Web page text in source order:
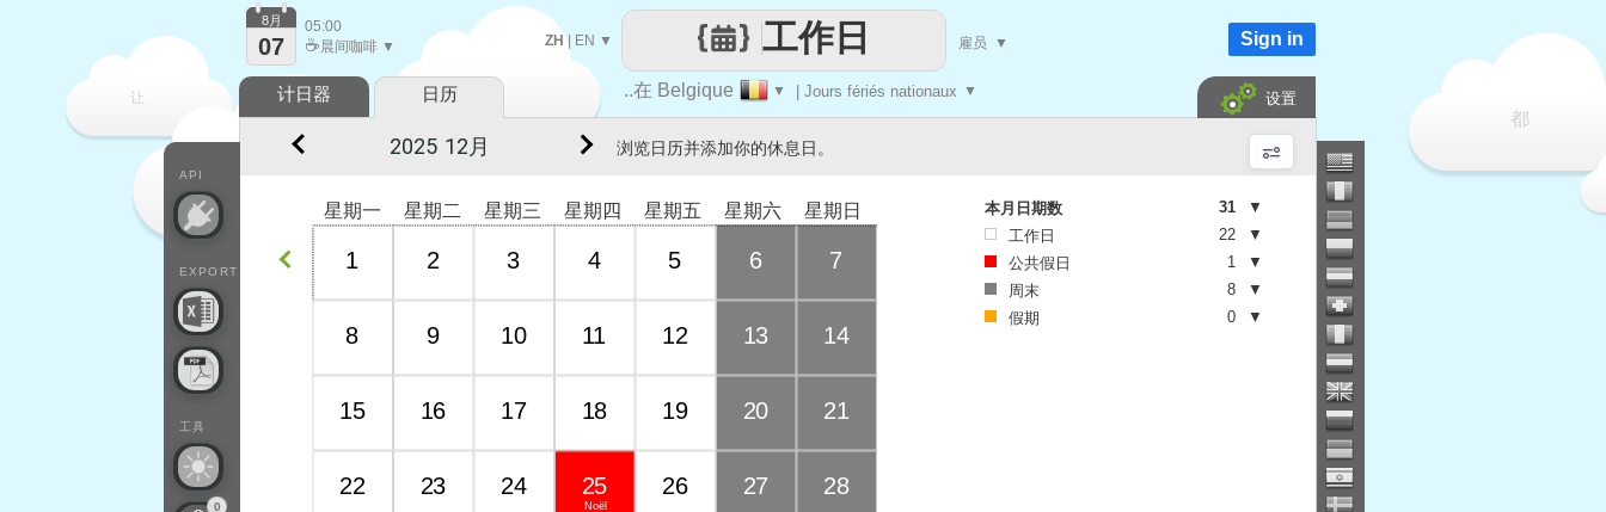
让
都
..在 Belgique ▼ | Jours fériés nationaux ▼
工作日
ZH | EN ▼ 雇员 ▼
API
EXPORT
工具
0
8月
07
05:00
☕晨间咖啡 ▼ Sign in
计日器 日历 设置
浏览日历并添加你的休息日。
星期一 星期二 星期三 星期四 星期五 星期六 星期日
1 2 3 4 5 6 7
8 9 10 11 12 13 14
15 16 17 18 19 20 21
22 23 24
Noël
25 26 27 28
本月日期数 31
▼
工作日
22
▼
公共假日
1
▼
周末
8
▼
假期
0 ▼